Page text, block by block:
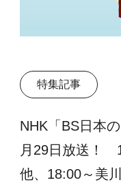
特集記事
NHK「BS日本
月29日放送！
他、18:00～美